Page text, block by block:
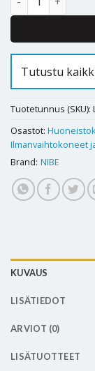
Tutustu
Tuotetunnus (SKU):
Osastot:
Ilmanvaihtokoneet
Brand: NIBE
KUVAUS
LISÄTIEDOT
ARVIOT (0)
LISÄTUOTTEET